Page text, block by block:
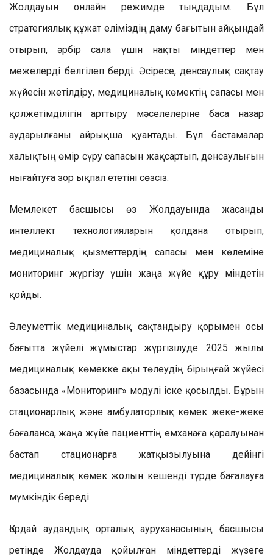
Жолдауын онлайн режимде тыңдадым. Бұл
стратегиялық құжат еліміздің даму бағытын айқындай
отырып, әрбір сала үшін нақты міндеттер мен
межелерді белгілеп берді. Әсіресе, денсаулық сақтау
жүйесін жетілдіру, медициналық көмектің сапасы мен
қолжетімділігін арттыру мәселелеріне баса назар
аударылғаны айрықша қуантады. Бұл бастамалар
халықтың өмір сүру сапасын жақсартып, денсаулығын
нығайтуға зор ықпал ететіні сөзсіз.
Мемлекет басшысы өз Жолдауында жасанды
интеллект технологияларын қолдана отырып,
медициналық қызметтердің сапасы мен көлеміне
мониторинг жүргізу үшін жаңа жүйе құру міндетін
қойды.
Әлеуметтік медициналық сақтандыру қорымен осы
бағытта жүйелі жұмыстар жүргізілуде. 2025 жылы
медициналық көмекке ақы төлеудің бірыңғай жүйесі
базасында «Мониторинг» модулі іске қосылды. Бұрын
стационарлық және амбулаторлық көмек жеке-жеке
бағаланса, жаңа жүйе пациенттің емханаға қаралуынан
бастап стационарға жатқызылуына дейінгі
медициналық көмек жолын кешенді түрде бағалауға
мүмкіндік береді.
Қордай аудандық орталық ауруханасының басшысы
ретінде Жолдауда қойылған міндеттерді жүзеге